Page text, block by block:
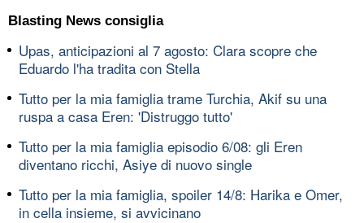
Blasting News consiglia
Upas, anticipazioni al 7 agosto: Clara scopre che
Eduardo l'ha tradita con Stella
Tutto per la mia famiglia trame Turchia, Akif su una
ruspa a casa Eren: 'Distruggo tutto'
Tutto per la mia famiglia episodio 6/08: gli Eren
diventano ricchi, Asiye di nuovo single
Tutto per la mia famiglia, spoiler 14/8: Harika e Omer,
in cella insieme, si avvicinano